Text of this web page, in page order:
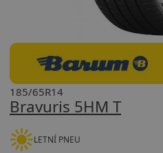
Bravuris 5HM T
185/65R14
LETNÍ PNEU